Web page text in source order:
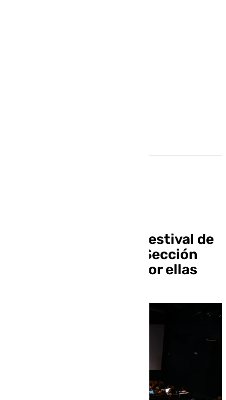
protagonismo en el Festival de
Málaga: el 60% de la Sección
Oficial está dirigido por ellas